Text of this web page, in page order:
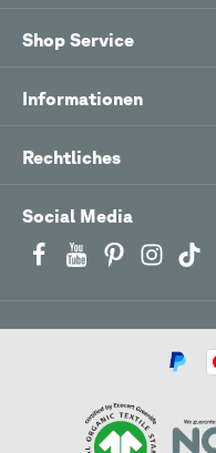
Social Media
Shop Service
Informationen
Rechtliches